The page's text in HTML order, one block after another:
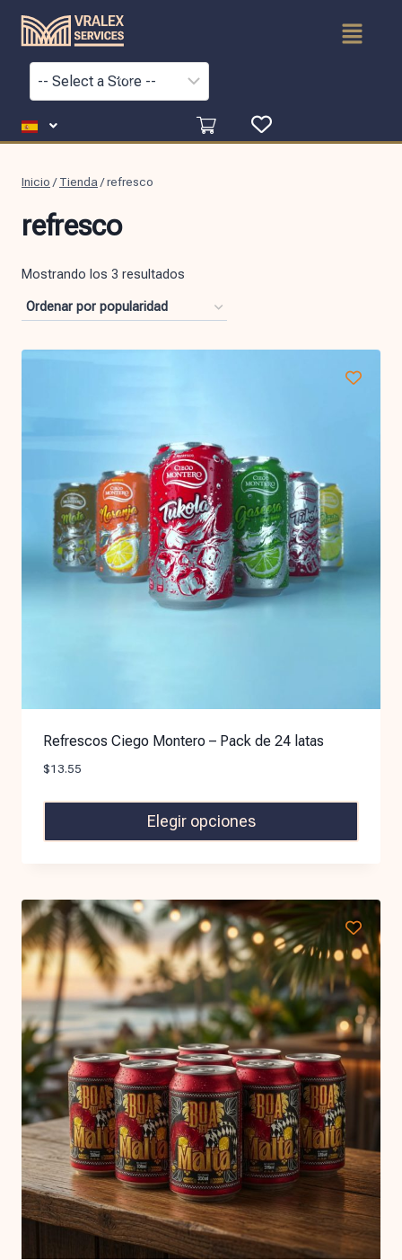
Inicio / Tienda/refresco
refresco
Mostrando los 3 resultados
Refrescos Ciego Montero – Pack de 24 latas
$13.55
Elegir opciones